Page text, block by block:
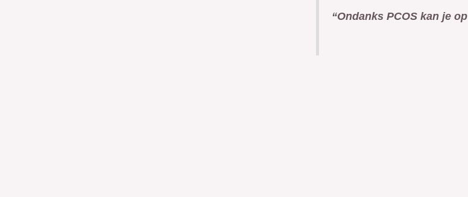
“Ondanks PCOS kan je